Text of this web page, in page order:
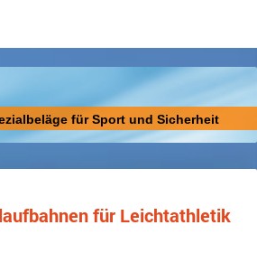
für Sport und Sicherheit
für Leichtathletik